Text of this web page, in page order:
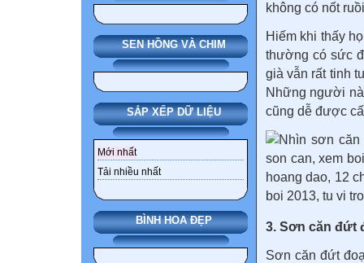
SEN HỒNG VÀ CHIM
SẮP XẾP DỮ LIỆU
Mới nhất
Tải nhiều nhất
BÌNH HOA ĐẸP
không có nốt
Hiếm khi thấy
thường có sức
già vẫn rất tinh
Những người
cũng dễ được
3. Sơn căn đứt
Sơn căn đứt